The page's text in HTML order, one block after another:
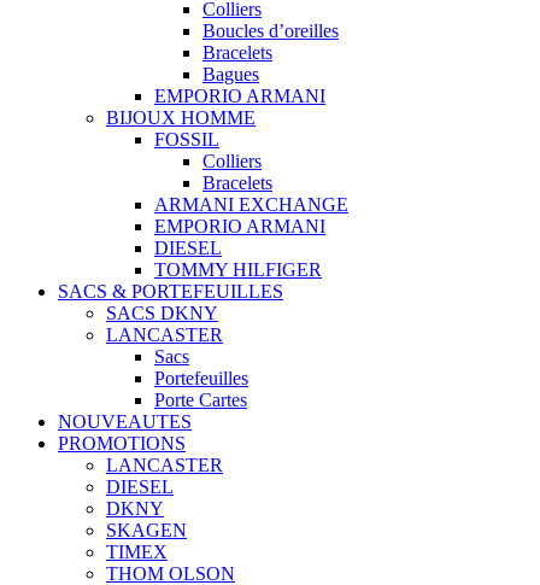
Colliers
Boucles d’oreilles
Bracelets
Bagues
EMPORIO ARMANI
BIJOUX HOMME
FOSSIL
Colliers
Bracelets
ARMANI EXCHANGE
EMPORIO ARMANI
DIESEL
TOMMY HILFIGER
SACS & PORTEFEUILLES
SACS DKNY
LANCASTER
Sacs
Portefeuilles
Porte Cartes
NOUVEAUTES
PROMOTIONS
LANCASTER
DIESEL
DKNY
SKAGEN
TIMEX
THOM OLSON